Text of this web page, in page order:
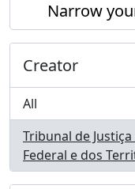
Narrow
Creator
All
Tribunal de
Federal e dos
, 1 results